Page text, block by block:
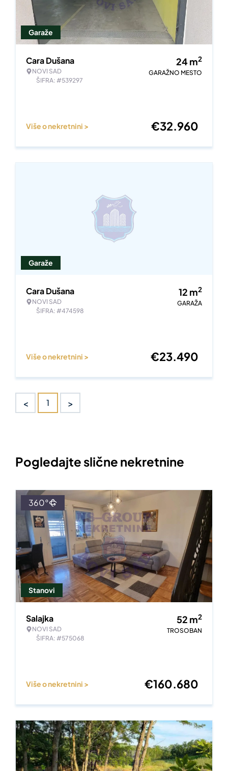
Garaže
Cara Dušana
NOVI SAD
ŠIFRA: #539297
24m2
GARAŽNO MESTO
Više o nekretnini > €32.960
Garaže
Cara Dušana
NOVI SAD
ŠIFRA: #474598
12 m2
GARAŽA
Više o nekretnini > €23.490
< 1 >
Pogledajte slične nekretnine
Stanovi
360°
Salajka
NOVI SAD
ŠIFRA: #575068
52 m2
TROSOBAN
Više o nekretnini > €160.680